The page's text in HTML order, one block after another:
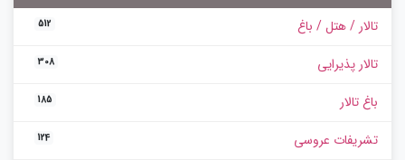
تالار / هتل / باغ 512
تالار پذیرایی 308
باغ تالار 185
تشریفات عروسی 124